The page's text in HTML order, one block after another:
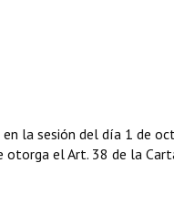
la sesión del día 1 de
el Art. 38 de la